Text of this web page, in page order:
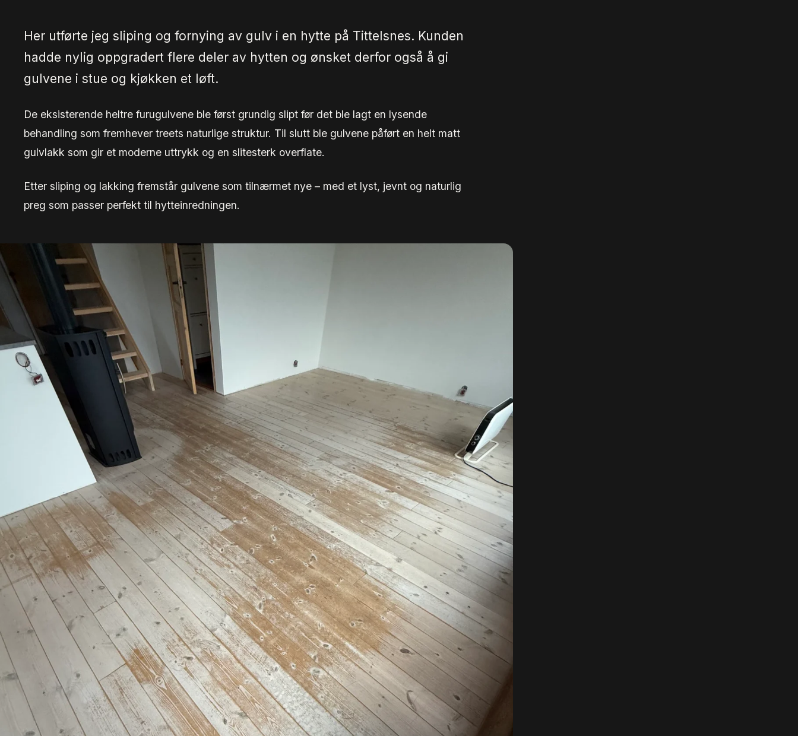
Her utførte jeg sliping og fornying av gulv i en hytte på Tittelsnes. Kunden
hadde nylig oppgradert flere deler av hytten og ønsket derfor også å gi
gulvene i stue og kjøkken et løft.
De eksisterende heltre furugulvene ble først grundig slipt før det ble lagt en lysende
behandling som fremhever treets naturlige struktur. Til slutt ble gulvene påført en helt matt
gulvlakk som gir et moderne uttrykk og en slitesterk overflate.
Etter sliping og lakking fremstår gulvene som tilnærmet nye – med et lyst, jevnt og naturlig
preg som passer perfekt til hytteinredningen.